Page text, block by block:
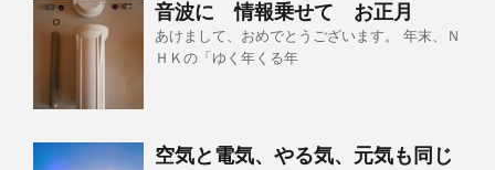
音波に 情報乗せて お正月
あけまして、おめでとうございます。 年末、Ｎ
ＨＫの「ゆく年くる年
空気と電気、やる気、元気も同じ